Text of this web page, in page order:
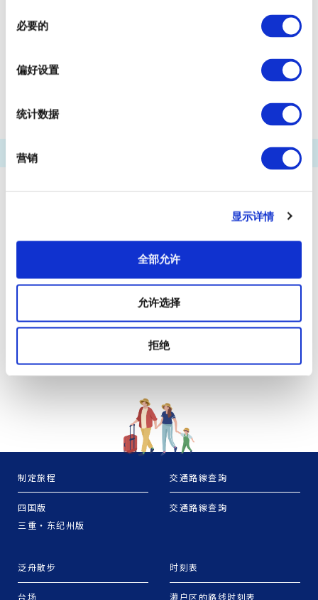
必要的
偏好设置
统计数据
营销
显示详情
全部允许
允许选择
拒绝
天王洲码头
两国河流中心
制定旅程
四国版
三重・东纪州版
交通路線查詢
交通路線查詢
泛舟散步
台场
时刻表
濑户区的路线时刻表